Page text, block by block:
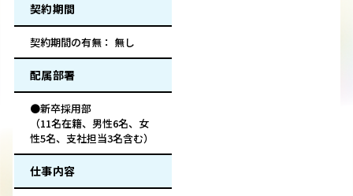
契約期間
契約期間の有無： 無し
配属部署
●新卒採用部
（11名在籍、男性6名、女
性5名、支社担当3名含む）
仕事内容